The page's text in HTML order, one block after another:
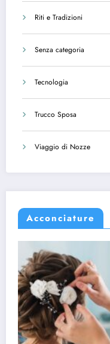
Riti e Tradizioni
Senza categoria
Tecnologia
Trucco Sposa
Viaggio di Nozze
Acconciature
ACCONCIATURE SPOSA